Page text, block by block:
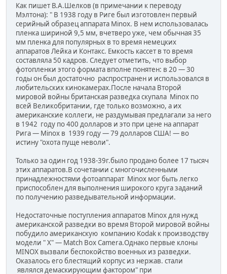
Как пишет В.А.Шелков (в примечании к переводу
Мэлтона): " В 1938 году в Риге был изготовлен первый
серийный образец аппарата Minox. В нем использовалась
пленка шириной 9,5 мм, вчетверо уже, чем обычная 35
мм пленка для популярных в то время немецких
аппаратов Лейка и Контакс. Емкость кассет в то время
составляла 50 кадров. Следует отметить, что выбор
фотопленки этого формата вполне понятен: в 20 — 30
годы он был достаточно распространен и использовался в
любительских кинокамерах.После начала Второй
мировой войны британская разведка скупала Minox по
всей Великобритании, где только возможно, а их
американские коллеги, не раздумывая предлагали за него
в 1942 году по 400 долларов и это при цене на аппарат
Рига — Minox в 1939 году — 79 долларов США! — во
истину "охота пуще неволи".
Только за один год 1938-39г.было продано более 17 тысяч
этих аппаратов.В сочетании с многочисленными
принадлежностями фотоаппарат Minox мог быть легко
приспособлен для выполнения широкого круга заданий
по получению разведывательной информации.
Недостаточные поступления аппаратов Minox для нужд
американской разведки во время Второй мировой войны
побудило американскую компанию Kodak к производству
модели " Х" — Match Box Camera.Однако первые клоны
MINOX вызвали беспокойство военных из разведки.
Оказалось его блестящий корпус из нержав. стали
являлся демаскирующим фактором" при